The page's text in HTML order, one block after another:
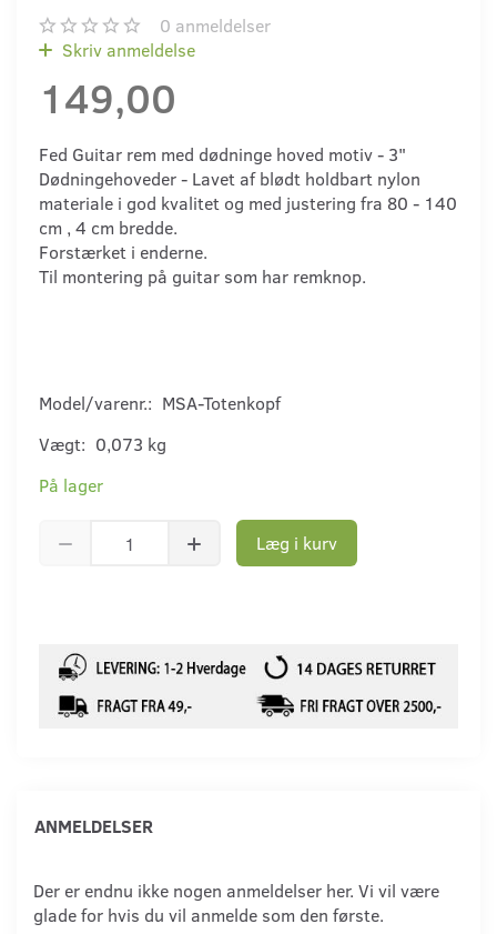
0 anmeldelser
Skriv anmeldelse
149,00
Fed Guitar rem med dødninge hoved motiv - 3"
Dødningehoveder - Lavet af blødt holdbart nylon
materiale i god kvalitet og med justering fra 80 - 140
cm , 4 cm bredde.
Forstærket i enderne.
Til montering på guitar som har remknop.
Model/varenr.: MSA-Totenkopf
Vægt: 0,073 kg
På lager
Læg i kurv
ANMELDELSER
Der er endnu ikke nogen anmeldelser her. Vi vil være
glade for hvis du vil anmelde som den første.